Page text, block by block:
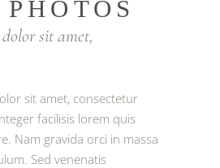
sit amet,
sit amet, consectetur
facilisis lorem quis
Nam gravida orci in massa
Sed venenatis